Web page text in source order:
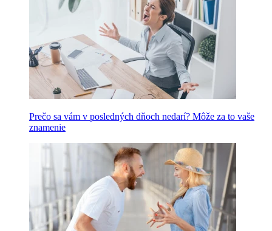
Prečo sa vám v posledných dňoch nedarí? Môže za to vaše
znamenie